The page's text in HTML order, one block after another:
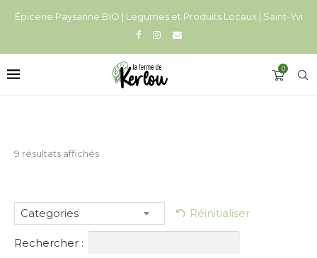
Épicerie Paysanne BIO | Légumes et Produits Locaux | Saint-Yvi
0
9 résultats affichés
Categories Réinitialiser
Rechercher :